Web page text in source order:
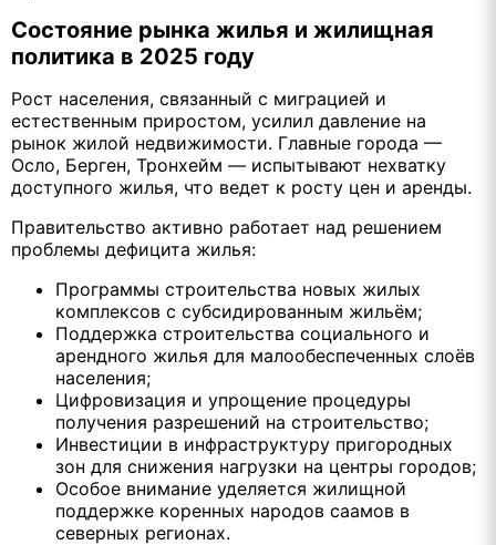
Состояние рынка жилья и жилищная
политика в 2025 году
Рост населения, связанный с миграцией и
естественным приростом, усилил давление на
рынок жилой недвижимости. Главные города —
Осло, Берген, Тронхейм — испытывают нехватку
доступного жилья, что ведет к росту цен и аренды.
Правительство активно работает над решением
проблемы дефицита жилья:
Программы строительства новых жилых
комплексов с субсидированным жильём;
Поддержка строительства социального и
арендного жилья для малообеспеченных слоёв
населения;
Цифровизация и упрощение процедуры
получения разрешений на строительство;
Инвестиции в инфраструктуру пригородных
зон для снижения нагрузки на центры городов;
Особое внимание уделяется жилищной
поддержке коренных народов саамов в
северных регионах.